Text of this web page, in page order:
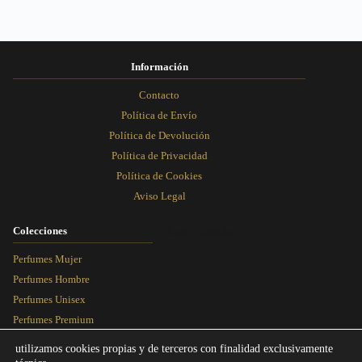
Información
Contacto
Política de Envío
Política de Devolución
Política de Privacidad
Política de Cookies
Aviso Legal
Colecciones
Perfumes Mujer
Perfumes Hombre
Perfumes Unisex
Perfumes Premium
utilizamos cookies propias y de terceros con finalidad exclusivamente